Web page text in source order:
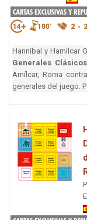
Hannibal y Hamilcar
Generales
Amílcar, Roma
generales del juego.